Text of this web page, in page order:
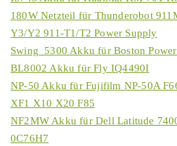
180W Netzteil für Thunderobot
Y3/Y2 911-T1/T2 Power Supply
Swing_5300 Akku für Boston
BL8002 Akku für Fly IQ4490I
NP-50 Akku für Fujifilm NP-50A
XF1 X10 X20 F85
NF2MW Akku für Dell Latitude
0C76H7